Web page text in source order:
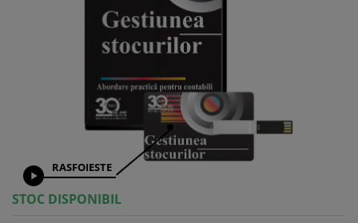

RASFOIESTE
STOC DISPONIBIL